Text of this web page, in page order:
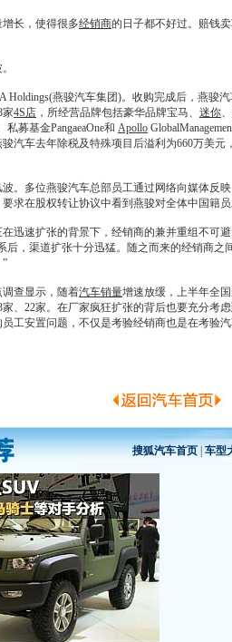
长，使得很多经销商的日子都不好过。赔钱
燕骏汽车集团)。收购完成后，燕骏
4S店 ，所经营品牌包括豪华品牌宝马、 迷你、
募基金PangaeaOne和 Apollo
汽车去年除税及特殊项目后溢利为660万美
多位燕骏汽车总部员工通过网络向媒体反
求在股权转让协议中看到燕骏对全体中国籍
迅速扩张的背景下， 经销商的兼并重组不可
后，渠道扩张十分迅猛。随之而来的经销商之
查显示，随着汽车销量增速放缓，上半年全
、22家。在厂家疯狂扩张的背后也要充分
工安置问题，不仅是考验经销商也是在考验汽
搜狐汽车首页| 车型